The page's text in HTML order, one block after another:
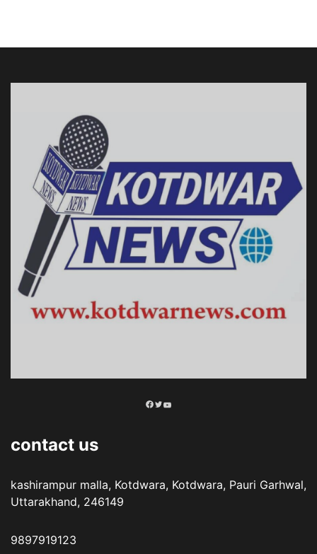
Facebook
Twitter
YouTube
contact us
kashirampur malla, Kotdwara, Kotdwara, Pauri Garhwal,
Uttarakhand, 246149
9897919123